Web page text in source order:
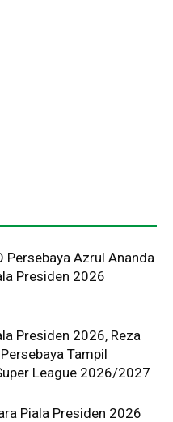
Persebaya Azrul Ananda
Presiden 2026
Presiden 2026, Reza
Tampil
League 2026/2027
Piala Presiden 2026